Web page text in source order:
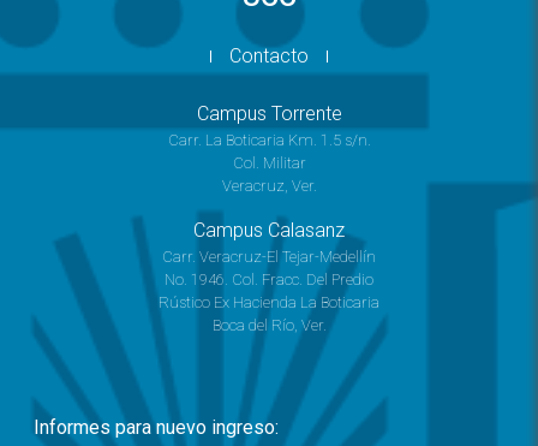
Contacto
Campus Torrente
Carr. La Boticaria Km. 1.5 s/n.
Col. Militar
Veracruz, Ver.
Campus Calasanz
Carr. Veracruz-El Tejar-Medellín
No. 1946. Col. Fracc. Del Predio
Rústico Ex Hacienda La Boticaria
Boca del Río, Ver.
Informes para nuevo ingreso: